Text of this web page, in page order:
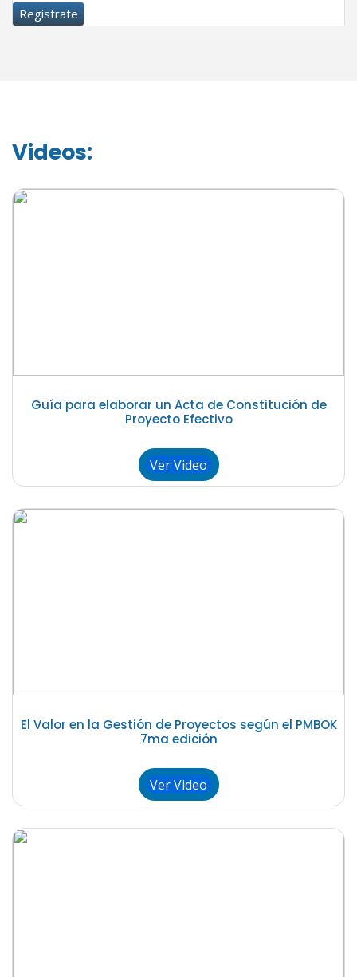
Registrate
Videos:
Guía para elaborar un Acta de Constitución de
Proyecto Efectivo
Ver Video
El Valor en la Gestión de Proyectos según el PMBOK
7ma edición
Ver Video